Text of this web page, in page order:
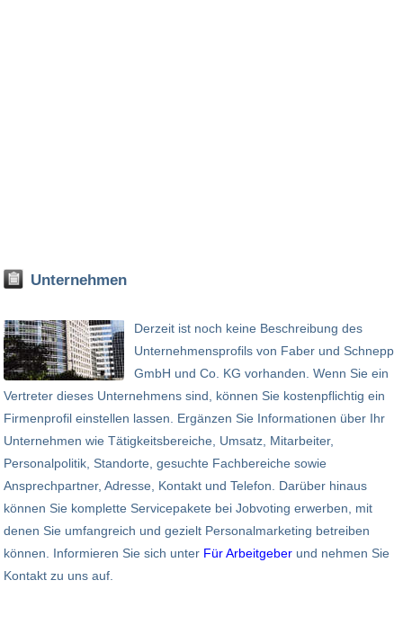
Unternehmen
Derzeit ist noch keine Beschreibung des
Unternehmensprofils von Faber und Schnepp
GmbH und Co. KG vorhanden. Wenn Sie ein
Vertreter dieses Unternehmens sind, können Sie kostenpflichtig ein
Firmenprofil einstellen lassen. Ergänzen Sie Informationen über Ihr
Unternehmen wie Tätigkeitsbereiche, Umsatz, Mitarbeiter,
Personalpolitik, Standorte, gesuchte Fachbereiche sowie
Ansprechpartner, Adresse, Kontakt und Telefon. Darüber hinaus
können Sie komplette Servicepakete bei Jobvoting erwerben, mit
denen Sie umfangreich und gezielt Personalmarketing betreiben
können. Informieren Sie sich unter Für Arbeitgeber und nehmen Sie
Kontakt zu uns auf.